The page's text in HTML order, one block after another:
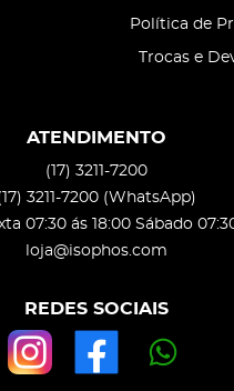
Política de
Trocas e
ATENDIMENTO
(17) 3211-7200
3211-7200 (WhatsApp)
07:30 ás 18:00 Sábado
loja@isophos.com
REDES SOCIAIS